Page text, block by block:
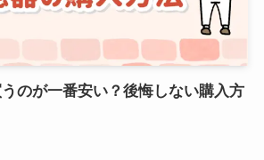
のが一番安い？後悔しない購入方